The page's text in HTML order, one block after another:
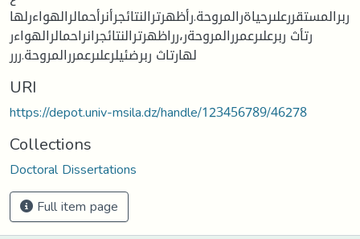
ربرالمستقررعلىرحياةرالمروحة.رأظهرترالنتائجرأنرأحمالرالهواءرلها
رتأث ربرعلىرعمررالمروحةر،رراظهرترالنتائجرانراحمالرالهواءر
لهارتاث ربرضئيلرعلىرعمررالمروحة.ررر
URI
https://depot.univ-msila.dz/handle/123456789/46278
Collections
Doctoral Dissertations
Full item page